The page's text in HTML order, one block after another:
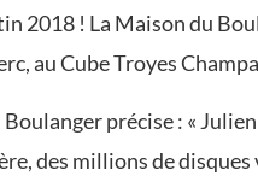
2018 ! La Maison du
au Cube Troyes
précise : «
des millions de